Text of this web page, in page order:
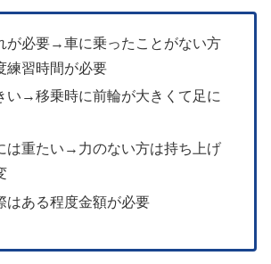
が必要→車に乗ったことがない方
練習時間が必要
い→移乗時に前輪が大きくて足に
は重たい→力のない方は持ち上げ
はある程度金額が必要